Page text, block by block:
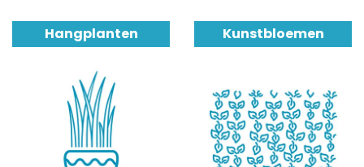
Hangplanten Kunstbloemen